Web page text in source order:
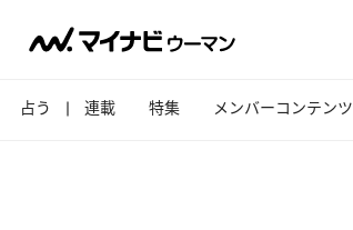
占う 連載 特集 メンバーコンテンツ